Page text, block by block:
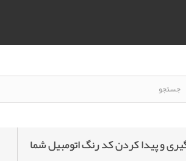
و پیدا کردن کد رنگ اتومبیل شما